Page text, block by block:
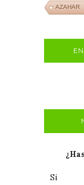
AZAHAR
Si